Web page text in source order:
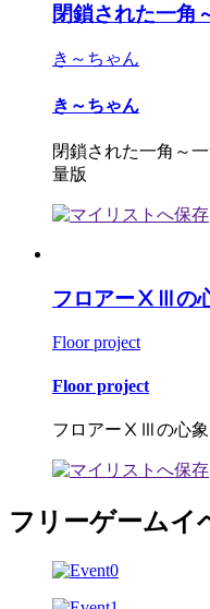
閉鎖された一角
き～ちゃん
き～ちゃん
閉鎖された一角～
量版
フロアーⅩⅢの
Floor project
Floor project
フロアーⅩⅢの心象
フリーゲームイ